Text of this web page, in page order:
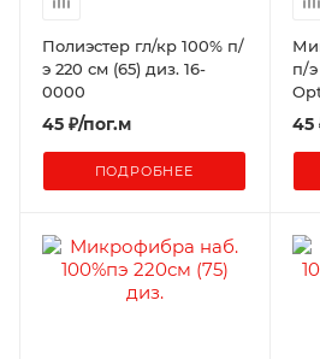
Полиэстер гл/кр 100% п/
э 220 см (65) диз. 16-
0000
45 ₽/пог.м
ПОДРОБНЕЕ
п/
45